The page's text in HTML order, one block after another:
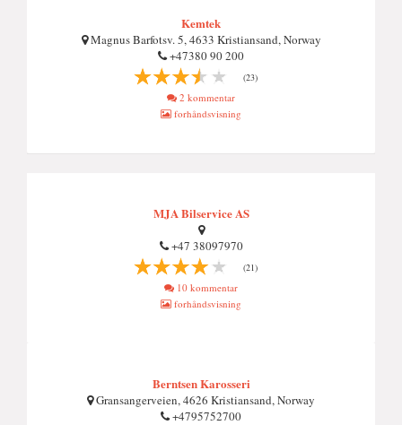
Kemtek
Magnus Barfotsv. 5, 4633 Kristiansand, Norway
+47380 90 200
(23)
2 kommentar
forhåndsvisning
MJA Bilservice AS
+47 38097970
(21)
10 kommentar
forhåndsvisning
Berntsen Karosseri
Gransangerveien, 4626 Kristiansand, Norway
+4795752700